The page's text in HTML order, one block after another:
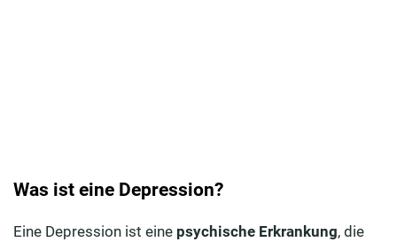
Was ist eine Depression?
Eine Depression ist eine psychische Erkrankung, die